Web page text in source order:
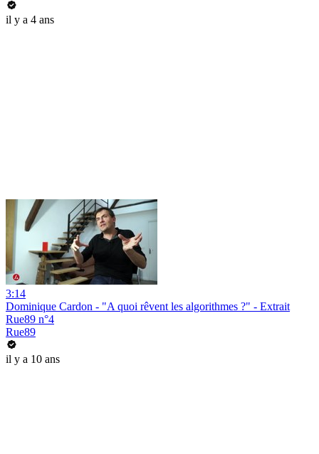
il y a 4 ans
3:14
Dominique Cardon - "A quoi rêvent les algorithmes ?" - Extrait
Rue89 n°4
Rue89
il y a 10 ans